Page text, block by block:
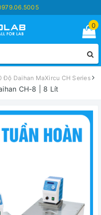
0
Độ Daihan MaXircu CH Series
CH-8 | 8 Lít